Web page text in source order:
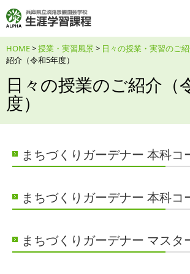
HOME>授業・実習風景> 日々の授業・実習のご
紹介（令和5年度）
日々の授業のご紹介（
度）
まちづくりガーデナー 本科コ
まちづくりガーデナー 本科コ
まちづくりガーデナー マスタ